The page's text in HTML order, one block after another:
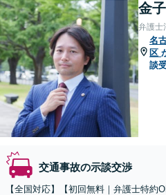
金
弁護士
名
区
談
交通事故の示談交渉
【全国対応】【初回無料｜弁護士特約